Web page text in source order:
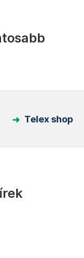
Telex shop